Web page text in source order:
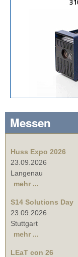
Messen
Huss Expo 2026
23.09.2026
Langenau
mehr ...
S14 Solutions Day
23.09.2026
Stuttgart
mehr ...
LEaT con 26